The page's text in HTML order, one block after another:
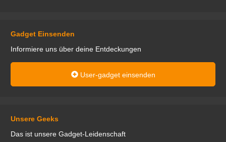
Gadget Einsenden
Informiere uns über deine Entdeckungen
User-gadget einsenden
Unsere Geeks
Das ist unsere Gadget-Leidenschaft